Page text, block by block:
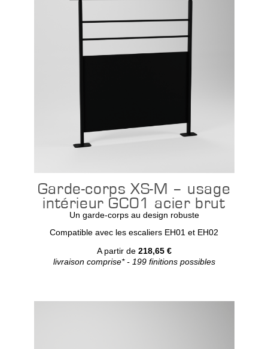
Garde-corps XS-M – usage
intérieur GC01 acier brut
Un garde-corps au design robuste
Compatible avec les escaliers EH01 et EH02
A partir de 218,65 €
livraison comprise* - 199 finitions possibles